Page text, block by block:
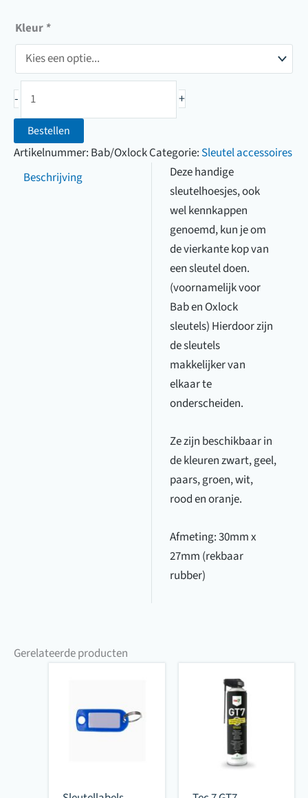
Kleur *
-
kennkappen
(vierkante
aantal
+
Bestellen
Artikelnummer: Bab/OxlockCategorie: Sleutel accessoires
Beschrijving
Deze handige
sleutelhoesjes, ook
wel kennkappen
genoemd, kun je om
de vierkante kop van
een sleutel doen.
(voornamelijk voor
Bab en Oxlock
sleutels) Hierdoor zijn
de sleutels
makkelijker van
elkaar te
onderscheiden.
Ze zijn beschikbaar in
de kleuren zwart, geel,
paars, groen, wit,
rood en oranje.
Afmeting: 30mm x
27mm (rekbaar
rubber)
Gerelateerde producten